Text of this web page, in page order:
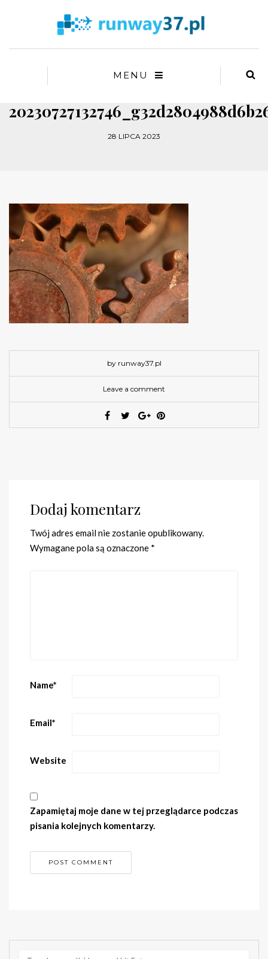
MENU
28 LIPCA 2023
by runway37.pl
Leave a comment
Dodaj komentarz
Twój adres email nie zostanie opublikowany.
Wymagane pola są oznaczone *
Name*
Email*
Website
Zapamiętaj moje dane w tej przeglądarce podczas
pisania kolejnych komentarzy.